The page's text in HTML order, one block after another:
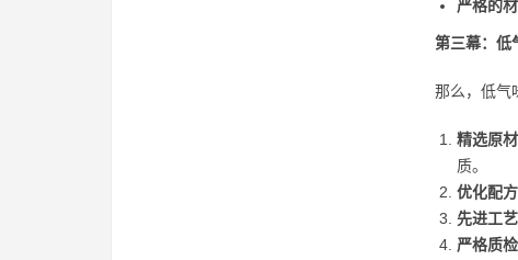
严格的材
第三幕：低
那么，低气
精选原材
质。
优化配方
先进工艺
严格质检